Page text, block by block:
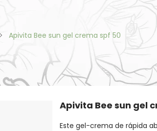
Apivita Bee sun gel crema spf 50
Apivita Bee sun gel
Este gel-crema de rápida